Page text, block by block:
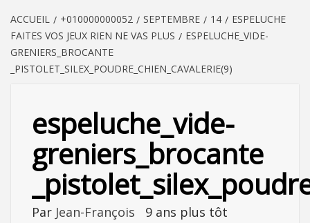
ACCUEIL +010000000052 SEPTEMBRE 14
ESPELUCHE
FAITES VOS JEUX RIEN NE VAS PLUS
ESPELUCHE_VIDE-
GRENIERS_BROCANTE
_PISTOLET_SILEX_POUDRE_CHIEN_CAVALERIE(9)
espeluche_vide-
greniers_brocante
Par Jean-François 9 ans plus tôt